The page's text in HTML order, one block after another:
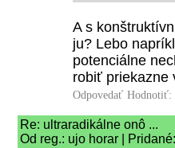
A s
ju? Lebo
potenciálne
robiť priekazne
Odpovedať Hodnotiť:
Re: ultraradikálne onô ...
Od reg.: ujo horar |